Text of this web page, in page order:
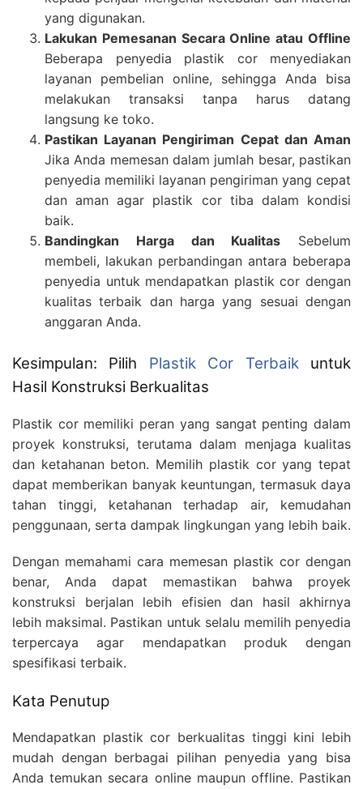
yang digunakan.
Lakukan Pemesanan Secara Online atau Offline
Beberapa penyedia plastik cor menyediakan
layanan pembelian online, sehingga Anda bisa
melakukan transaksi tanpa harus datang
langsung ke toko.
Pastikan Layanan Pengiriman Cepat dan Aman
Jika Anda memesan dalam jumlah besar, pastikan
penyedia memiliki layanan pengiriman yang cepat
dan aman agar plastik cor tiba dalam kondisi
baik.
Bandingkan Harga dan Kualitas Sebelum
membeli, lakukan perbandingan antara beberapa
penyedia untuk mendapatkan plastik cor dengan
kualitas terbaik dan harga yang sesuai dengan
anggaran Anda.
Kesimpulan: Pilih Plastik Cor Terbaikuntuk
Hasil Konstruksi Berkualitas
Plastik cor memiliki peran yang sangat penting dalam
proyek konstruksi, terutama dalam menjaga kualitas
dan ketahanan beton. Memilih plastik cor yang tepat
dapat memberikan banyak keuntungan, termasuk daya
tahan tinggi, ketahanan terhadap air, kemudahan
penggunaan, serta dampak lingkungan yang lebih baik.
Dengan memahami cara memesan plastik cor dengan
benar, Anda dapat memastikan bahwa proyek
konstruksi berjalan lebih efisien dan hasil akhirnya
lebih maksimal. Pastikan untuk selalu memilih penyedia
terpercaya agar mendapatkan produk dengan
spesifikasi terbaik.
Kata Penutup
Mendapatkan plastik cor berkualitas tinggi kini lebih
mudah dengan berbagai pilihan penyedia yang bisa
Anda temukan secara online maupun offline. Pastikan